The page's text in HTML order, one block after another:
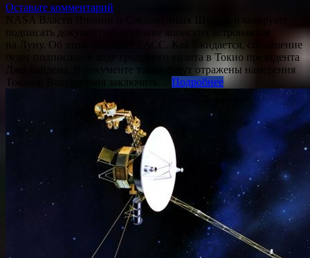
Оставьте комментарий
NASA Власти Японии и Соединенных Штатов планируют
подписать документ об отправке японских астронавтов
на Луну. Об этом сообщает ТАСС. Как ожидается, соглашение
будет подписано в ходе грядущего визита в Токио президента
Джо Байдена. В документе также будут отражены намерения
Токио и Вашингтона заключить… Подробнее